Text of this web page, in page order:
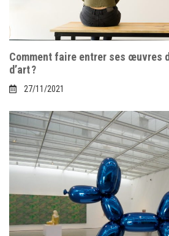
Comment faire entrer ses œuvres
d’art ?
27/11/2021